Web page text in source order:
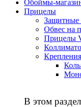
Обоймы-
Прицелы
Защитные
Обвес на
Прицелы
Крепления
В этом